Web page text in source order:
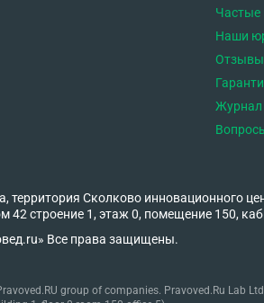
Частые
Наши
Отзывы
Журнал
территория Сколково инновационного
42 строение 1, этаж 0, помещение 150,
Все права защищены.
group of companies. Pravoved.Ru Lab